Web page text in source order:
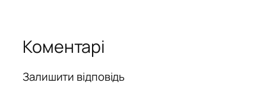
Коментарі
Залишити відповідь